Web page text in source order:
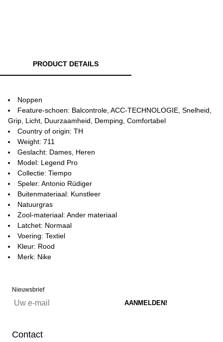
PRODUCT DETAILS
Noppen
Feature-schoen: Balcontrole, ACC-TECHNOLOGIE, Snelheid,
Grip, Licht, Duurzaamheid, Demping, Comfortabel
Country of origin: TH
Weight: 711
Geslacht: Dames, Heren
Model: Legend Pro
Collectie: Tiempo
Speler: Antonio Rüdiger
Buitenmateriaal: Kunstleer
Natuurgras
Zool-materiaal: Ander materiaal
Latchet: Normaal
Voering: Textiel
Kleur: Rood
Merk: Nike
Nieuwsbrief
Contact